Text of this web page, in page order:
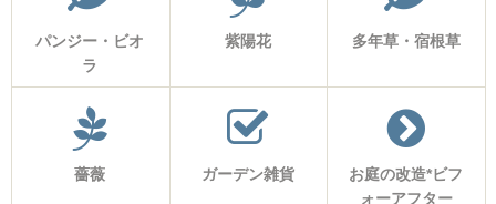
パンジー・ビオ
ラ
紫陽花 多年草・宿根草
薔薇 ガーデン雑貨
お庭の改造*ビフ
ォーアフター